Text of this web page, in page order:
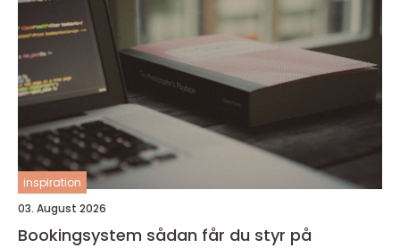
inspiration
03. August 2026
Bookingsystem sådan får du styr på